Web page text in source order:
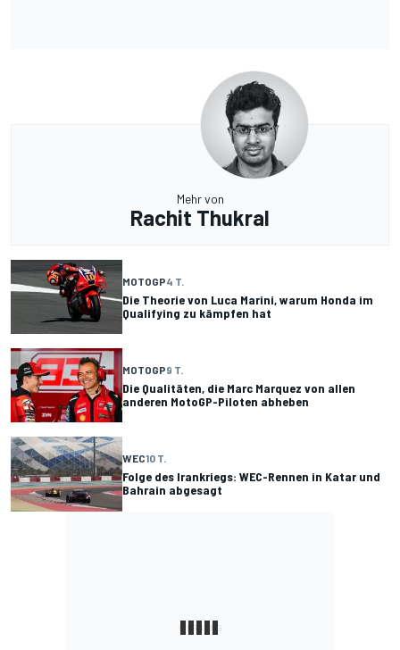
Mehr von
Rachit Thukral
MOTOGP4 T.
Die Theorie von Luca Marini, warum Honda im
Qualifying zu kämpfen hat
MOTOGP9 T.
Die Qualitäten, die Marc Marquez von allen
anderen MotoGP-Piloten abheben
WEC10 T.
Folge des Irankriegs: WEC-Rennen in Katar und
Bahrain abgesagt